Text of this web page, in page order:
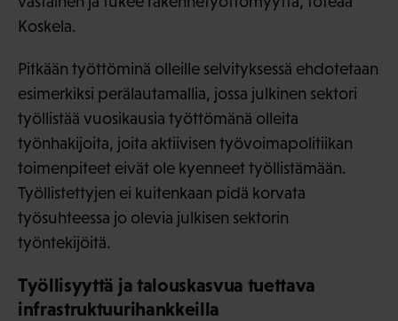
Koskela.
Pitkään työttöminä olleille selvityksessä ehdotetaan
esimerkiksi perälautamallia, jossa julkinen sektori
työllistää vuosikausia työttömänä olleita
työnhakijoita, joita aktiivisen työvoimapolitiikan
toimenpiteet eivät ole kyenneet työllistämään.
Työllistettyjen ei kuitenkaan pidä korvata
työsuhteessa jo olevia julkisen sektorin
työntekijöitä.
Työllisyyttä ja talouskasvua tuettava
infrastruktuurihankkeilla